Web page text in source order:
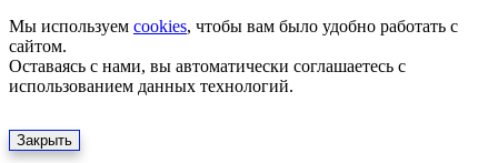
Мы используем cookies, чтобы вам было удобно работать с
сайтом.
Оставаясь с нами, вы автоматически соглашаетесь с
использованием данных технологий.